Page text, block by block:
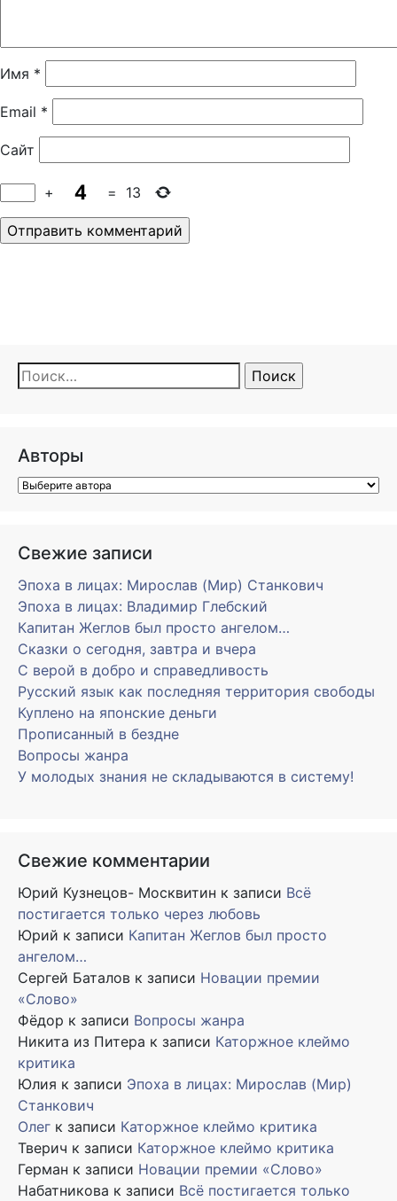
Имя *
Email *
Сайт
+ = 13
Найти:
Авторы
Свежие записи
Эпоха в лицах: Мирослав (Мир) Станкович
Эпоха в лицах: Владимир Глебский
Капитан Жеглов был просто ангелом…
Сказки о сегодня, завтра и вчера
С верой в добро и справедливость
Русский язык как последняя территория свободы
Куплено на японские деньги
Прописанный в бездне
Вопросы жанра
У молодых знания не складываются в систему!
Свежие комментарии
Юрий Кузнецов- Москвитин к записи Всё
постигается только через любовь
Юрий к записи Капитан Жеглов был просто
ангелом…
Сергей Баталов к записи Новации премии
«Слово»
Фёдор к записи Вопросы жанра
Никита из Питера к записи Каторжное клеймо
критика
Юлия к записи Эпоха в лицах: Мирослав (Мир)
Станкович
Олег к записи Каторжное клеймо критика
Тверич к записи Каторжное клеймо критика
Герман к записи Новации премии «Слово»
Набатникова к записи Всё постигается только